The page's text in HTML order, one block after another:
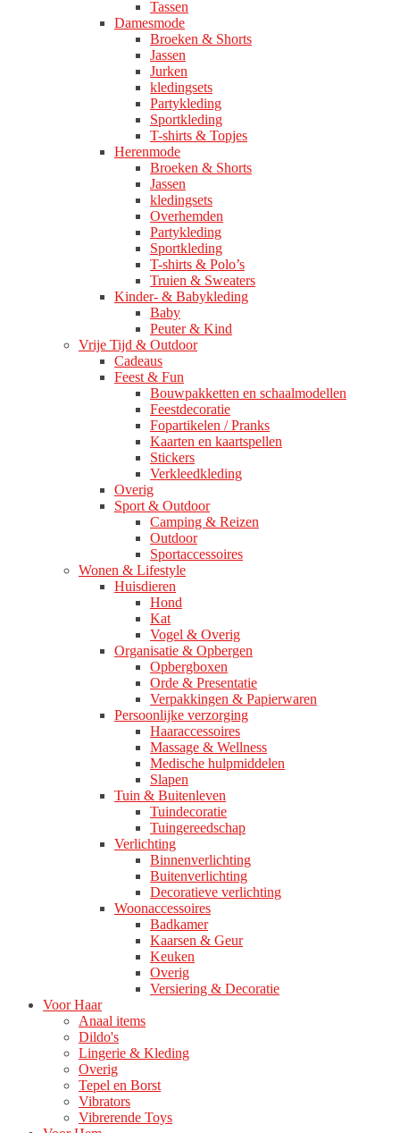
Tassen
Damesmode
Broeken & Shorts
Jassen
Jurken
kledingsets
Partykleding
Sportkleding
T-shirts & Topjes
Herenmode
Broeken & Shorts
Jassen
kledingsets
Overhemden
Partykleding
Sportkleding
T-shirts & Polo’s
Truien & Sweaters
Kinder- & Babykleding
Baby
Peuter & Kind
Vrije Tijd & Outdoor
Cadeaus
Feest & Fun
Bouwpakketten en schaalmodellen
Feestdecoratie
Fopartikelen / Pranks
Kaarten en kaartspellen
Stickers
Verkleedkleding
Overig
Sport & Outdoor
Camping & Reizen
Outdoor
Sportaccessoires
Wonen & Lifestyle
Huisdieren
Hond
Kat
Vogel & Overig
Organisatie & Opbergen
Opbergboxen
Orde & Presentatie
Verpakkingen & Papierwaren
Persoonlijke verzorging
Haaraccessoires
Massage & Wellness
Medische hulpmiddelen
Slapen
Tuin & Buitenleven
Tuindecoratie
Tuingereedschap
Verlichting
Binnenverlichting
Buitenverlichting
Decoratieve verlichting
Woonaccessoires
Badkamer
Kaarsen & Geur
Keuken
Overig
Versiering & Decoratie
Voor Haar
Anaal items
Dildo's
Lingerie & Kleding
Overig
Tepel en Borst
Vibrators
Vibrerende Toys